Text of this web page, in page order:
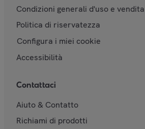
Condizioni generali d'uso e vendita
Politica di riservatezza
Configura i miei cookie
Accessibilità
Contattaci
Aiuto & Contatto
Richiami di prodotti